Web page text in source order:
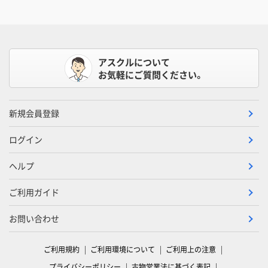
アスクルについて
お気軽にご質問ください。
新規会員登録
ログイン
ヘルプ
ご利用ガイド
お問い合わせ
ご利用規約 ご利用環境について
ご利用上の注意